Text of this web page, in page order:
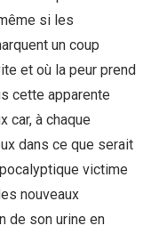
si les
un coup
et où la peur prend
cette apparente
car, à chaque
dans ce que serait
victime
nouveaux
de son urine en